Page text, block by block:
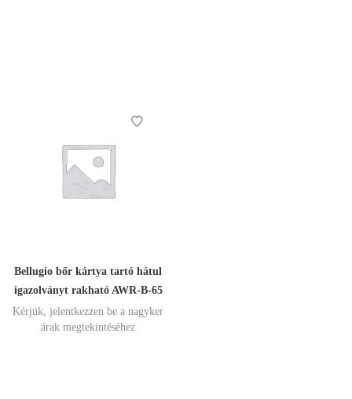
Bellugio bőr kártya tartó hátul
igazolványt rakható AWR-B-65
Kérjük, jelentkezzen be a nagyker
árak megtekintéséhez